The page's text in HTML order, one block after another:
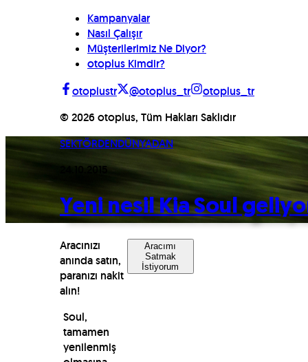
Kampanyalar
Nasıl Çalışır
Müşterilerimiz Ne Diyor?
otoplus Kimdir?
otoplustr
@otoplus_tr
otoplus_tr
© 2026 otoplus, Tüm Hakları Saklıdır
SEKTÖRDENDÜNYADAN
24.10.2015
Yeni nesil Kia Soul
Aracınızı
anında satın,
paranızı nakit
alın!
Aracımı
Satmak
İstiyorum
Soul,
tamamen
yenilenmiş